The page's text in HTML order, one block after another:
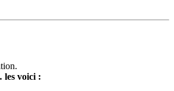
les voici :